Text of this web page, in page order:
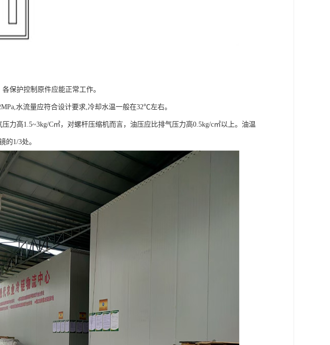
保护控制原件应能正常工作。
水流量应符合设计要求,冷却水温一般在32℃左右。
高1.5~3kg/C㎡，对螺杆压缩机而言，油压应比排气压力高0.5kg/c㎡以上。油温
的1/3处。